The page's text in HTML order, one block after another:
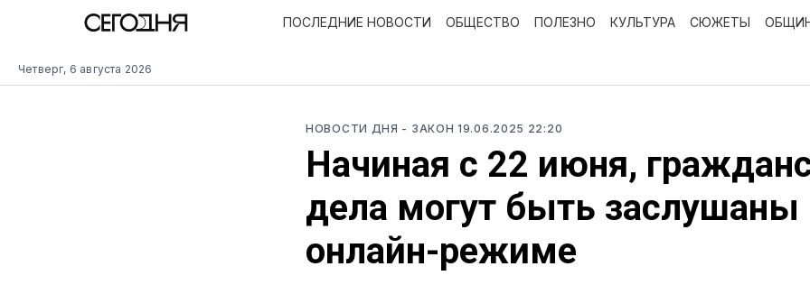
Четверг, 6 августа 2026
ПОСЛЕДНИЕ НОВОСТИ ОБЩЕСТВО ПОЛЕЗНО КУЛЬТУРА СЮЖЕТЫ
НОВОСТИ ДНЯ - ЗАКОН19.06.2025 22:20
Начиная с 22 июня,
дела могут быть заслушаны
онлайн-режиме